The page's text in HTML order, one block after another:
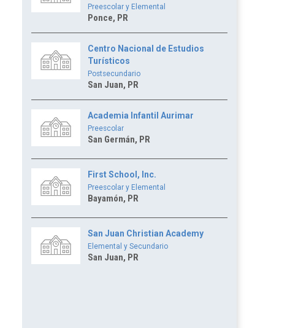
Preescolar y Elemental
Ponce, PR
Centro Nacional de Estudios
Turísticos
Postsecundario
San Juan, PR
Academia Infantil Aurimar
Preescolar
San Germán, PR
First School, Inc.
Preescolar y Elemental
Bayamón, PR
San Juan Christian Academy
Elemental y Secundario
San Juan, PR